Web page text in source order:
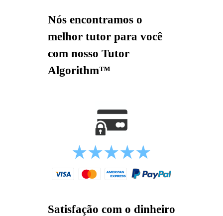
Nós encontramos o
melhor tutor para você
com nosso Tutor
Algorithm™
Satisfação com o dinheiro